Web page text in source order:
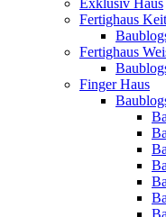
Exklusiv Haus
Fertighaus
Fertighaus
Finger Haus